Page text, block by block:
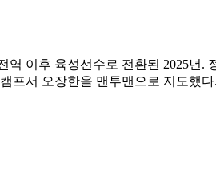
이후 육성선수로 전환된 2025년.
서 오장한을 맨투맨으로 지도했